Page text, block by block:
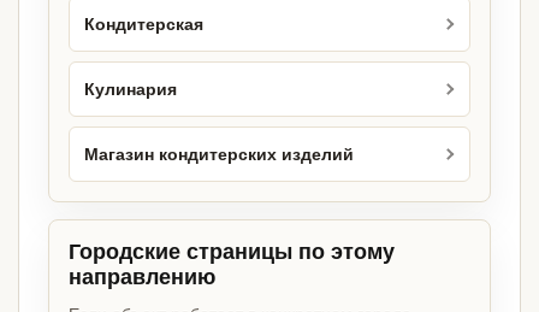
Кондитерская
Кулинария
Магазин кондитерских изделий
Городские страницы по этому
направлению